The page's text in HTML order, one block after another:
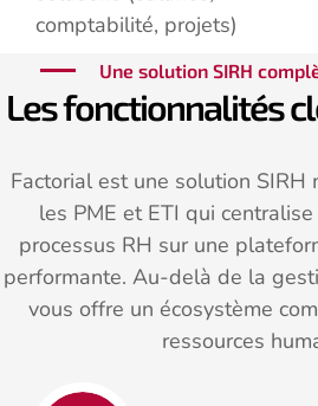
comptabilité, projets)
Une solution SIRH
Les fonctionnalités
Factorial est une solution SIRH
les PME et ETI qui
processus RH sur une
performante. Au-delà de la
vous offre un écosystème
ressources